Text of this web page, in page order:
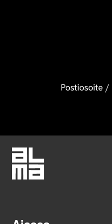
Postiosoite /